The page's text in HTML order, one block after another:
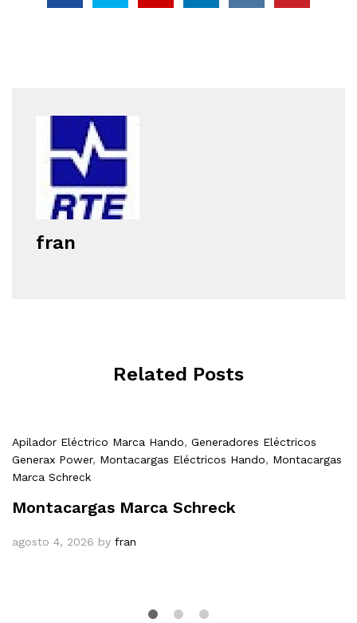
fran
Related Posts
Apilador Eléctrico Marca Hando, Generadores Eléctricos
Generax Power, Montacargas Eléctricos Hando, Montacargas
Marca Schreck
Montacargas Marca Schreck
agosto 4, 2026 by fran